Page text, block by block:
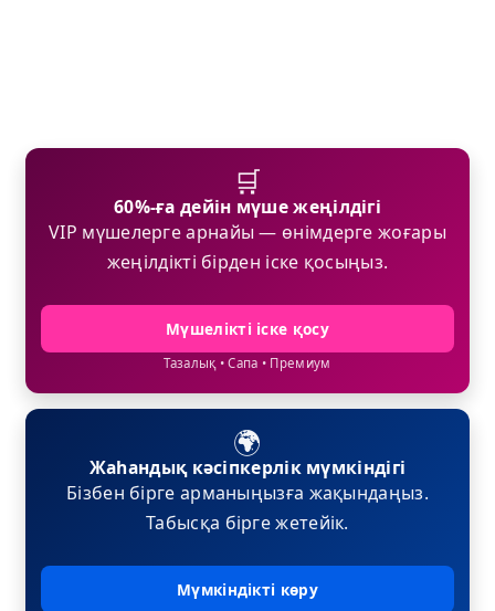
🛒
60%-ға дейін мүше жеңілдігі
VIP мүшелерге арнайы — өнімдерге жоғары
жеңілдікті бірден іске қосыңыз.
Мүшелікті іске қосу
Тазалық • Сапа • Премиум
🌍
Жаһандық кәсіпкерлік мүмкіндігі
Бізбен бірге арманыңызға жақындаңыз.
Табысқа бірге жетейік.
Мүмкіндікті көру